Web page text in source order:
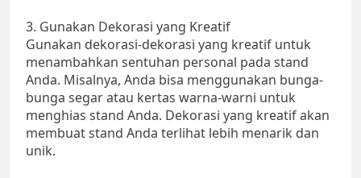
3. Gunakan Dekorasi yang Kreatif
Gunakan dekorasi-dekorasi yang kreatif untuk
menambahkan sentuhan personal pada stand
Anda. Misalnya, Anda bisa menggunakan bunga-
bunga segar atau kertas warna-warni untuk
menghias stand Anda. Dekorasi yang kreatif akan
membuat stand Anda terlihat lebih menarik dan
unik.